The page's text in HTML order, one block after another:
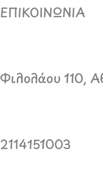
ΕΠΙΚΟΙΝΩΝΙΑ
Φιλολάου 110,
2114151003